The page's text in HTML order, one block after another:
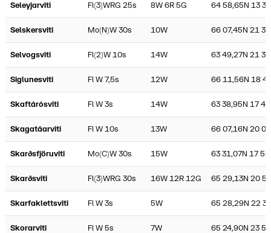
Seleyjarviti Fl(3)WRG 25s 8W 6R 5G 64 58,65N 13
Selskersviti Mo(N)W 30s 10W 66 07,45N 21
Selvogsviti Fl(2)W 10s 14W 63 49,27N 21
Siglunesviti Fl W 7,5s 12W 66 11,56N 18
Skaftárósviti Fl W 3s 14W 63 38,95N 17
Skagatáarviti Fl W 10s 13W 66 07,16N 20
Skarðsfjöruviti Mo(C)W 30s 15W 63 31,07N 17
Skarðsviti Fl(3)WRG 30s 16W 12R 12G 65 29,13N 20
Skarfaklettsviti Fl W 3s 5W 65 28,29N 22
Skorarviti Fl W 5s 7W 65 24,90N 23